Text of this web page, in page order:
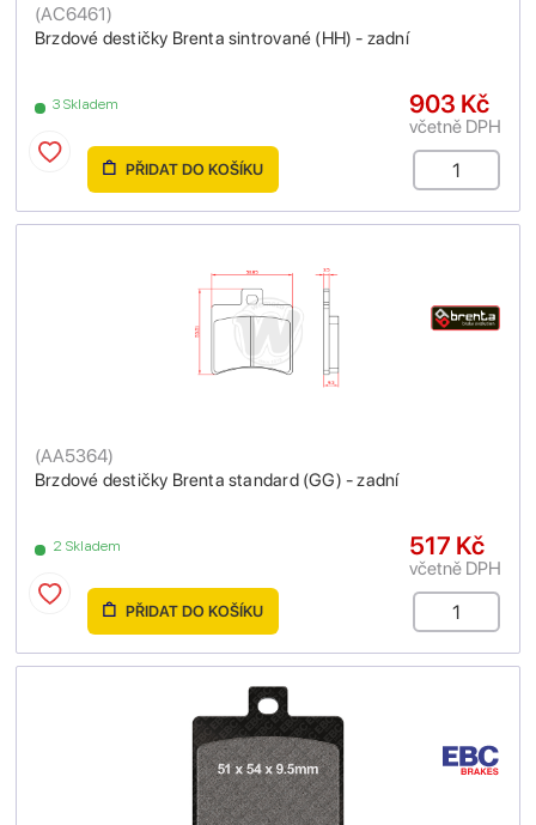
Brzdové destičky Brenta sintrované (HH) - zadní
(AC6461)
3 Skladem 903 Kč
včetně DPH
PŘIDAT DO KOŠÍKU
Brzdové destičky Brenta standard (GG) - zadní
(AA5364)
2 Skladem 517 Kč
včetně DPH
PŘIDAT DO KOŠÍKU